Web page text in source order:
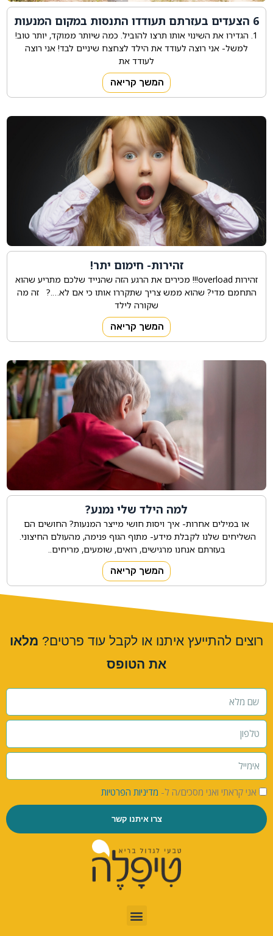
6 הצעדים בעזרתם תעודדו התנסות במקום המנעות
1. הגדירו את השינוי אותו תרצו להוביל. כמה שיותר ממוקד, יותר טוב!
למשל- אני רוצה לעודד את הילד לצחצח שיניים לבד! אני רוצה
לעודד את
המשך קריאה
זהירות- חימום יתר!
זהירות overload!!! מכירים את הרגע הזה שהנייד שלכם מתריע שהוא
התחמם מדי? שהוא ממש צריך שתקררו אותו כי אם לא….? זה מה
שקורה לילד
המשך קריאה
למה הילד שלי נמנע?
או במילים אחרות- איך ויסות חושי מייצר המנעות? החושים הם
השליחים שלנו לקבלת מידע- מתוף הגוף פנימה, מהעולם החיצוני.
בעזרתם אנחנו מרגישים, רואים, שומעים, מריחים..
המשך קריאה
רוצים להתייעץ איתנו או לקבל עוד פרטים? מלאו
את הטופס
אני קראתי ואני מסכים/ה ל- מדיניות הפרטיות
צרו איתנו קשר